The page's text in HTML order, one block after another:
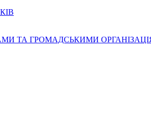
ТА ГРОМАДСЬКИМИ